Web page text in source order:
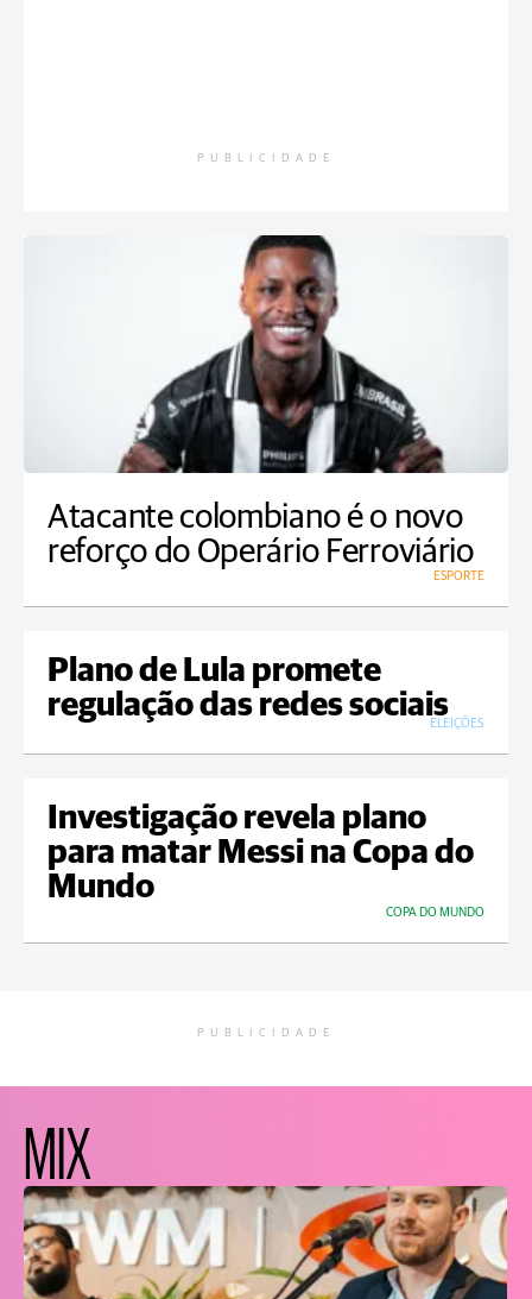
PUBLICIDADE
Atacante colombiano é o novo
reforço do Operário Ferroviário
ESPORTE
Plano de Lula promete
regulação das redes sociais
ELEIÇÕES
Investigação revela plano
para matar Messi na Copa do
Mundo
COPA DO MUNDO
PUBLICIDADE
MIX